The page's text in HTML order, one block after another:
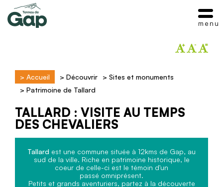
> Accueil > Découvrir > Sites et monuments
> Patrimoine de Tallard
TALLARD : VISITE AU TEMPS
DES CHEVALIERS
Tallard est une commune située à 12kms de Gap, au
sud de la ville. Riche en patrimoine historique, le
coeur de celle-ci est le témoin d'un
passé omniprésent.
Petits et grands aventuriers, partez à la découverte
menu